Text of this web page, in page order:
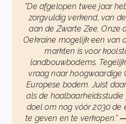
"De afgelopen twee jaar
zorgvuldig verkend, van
aan de Zwarte Zee. Onze
Oekraïne mogelijk een van
markten is voor
landbouwbodems.
vraag naar hoogwaardige
Europese bodem. Juist
als de
doel om nog vóór 2030 de
te geven en te verkopen."